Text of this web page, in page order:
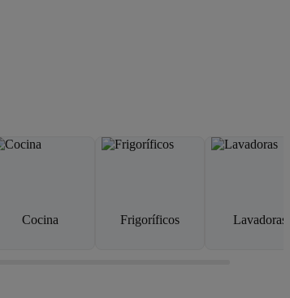
Cocina Frigoríficos Lavadoras